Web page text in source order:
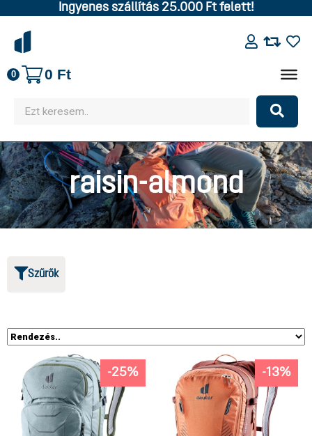
Ingyenes szállítás 25.000 Ft felett!
0 0 Ft
raisin-almond
Szűrők
-25% -13%